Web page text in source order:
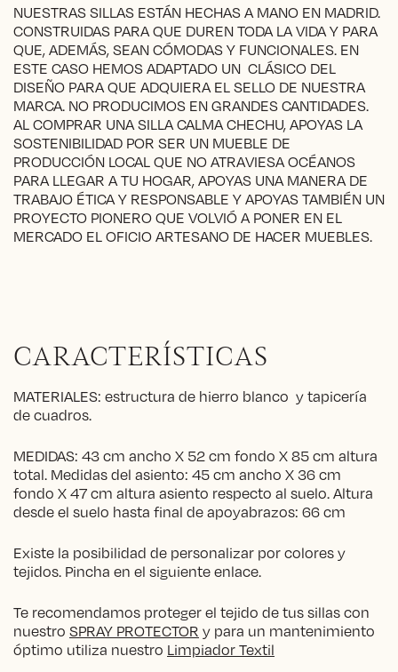
NUESTRAS SILLAS ESTÁN HECHAS A MANO EN MADRID.
CONSTRUIDAS PARA QUE DUREN TODA LA VIDA Y PARA
QUE, ADEMÁS, SEAN CÓMODAS Y FUNCIONALES. EN
ESTE CASO HEMOS ADAPTADO UN CLÁSICO DEL
DISEÑO PARA QUE ADQUIERA EL SELLO DE NUESTRA
MARCA. NO PRODUCIMOS EN GRANDES CANTIDADES.
AL COMPRAR UNA SILLA CALMA CHECHU, APOYAS LA
SOSTENIBILIDAD POR SER UN MUEBLE DE
PRODUCCIÓN LOCAL QUE NO ATRAVIESA OCÉANOS
PARA LLEGAR A TU HOGAR, APOYAS UNA MANERA DE
TRABAJO ÉTICA Y RESPONSABLE Y APOYAS TAMBIÉN UN
PROYECTO PIONERO QUE VOLVIÓ A PONER EN EL
MERCADO EL OFICIO ARTESANO DE HACER MUEBLES.
CARACTERÍSTICAS
MATERIALES: estructura de hierro blanco y tapicería
de cuadros.
MEDIDAS: 43 cm ancho X 52 cm fondo X 85 cm altura
total. Medidas del asiento: 45 cm ancho X 36 cm
fondo X 47 cm altura asiento respecto al suelo. Altura
desde el suelo hasta final de apoyabrazos: 66 cm
Existe la posibilidad de personalizar por colores y
tejidos. Pincha en el siguiente enlace.
Te recomendamos proteger el tejido de tus sillas con
nuestro SPRAY PROTECTOR y para un mantenimiento
óptimo utiliza nuestro Limpiador Textil